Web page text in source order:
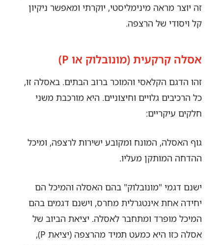
זה יוצר מראה מינימליסטי, יוקרתי ומאפשר ניקיון
קל ויסודי של הרצפה.
אסלה קרקעית (מונובלוק או P)
זהו הדגם הקלאסי והמוכר ברוב הבתים. באסלה זו,
כל הרכיבים גלויים וחיצוניים. היא מורכבת משני
חלקים עיקריים:
גוף האסלה, המונח ומקובע ישירות לרצפה, ומיכל
ההדחה המותקן מעליו.
ישנם דגמי "מונובלוק" בהם האסלה והמיכל הם
יחידה אחת אינטגרלית מחרס, וישנם דגמים בהם
המיכל מופרד ומתחבר לאסלה. יציאת הביוב של
אסלה כזו היא כמעט תמיד מהרצפה (יציאת P),